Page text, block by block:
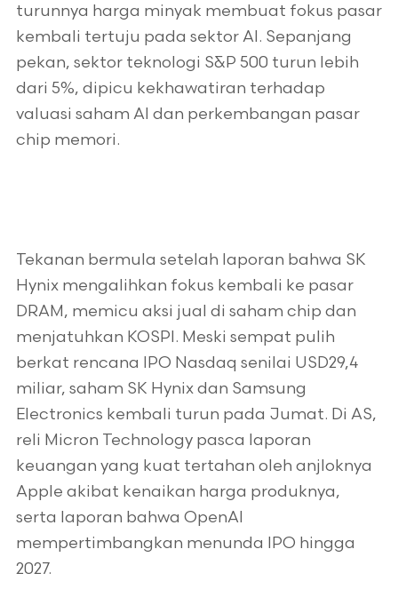
turunnya harga minyak membuat fokus pasar
kembali tertuju pada sektor AI. Sepanjang
pekan, sektor teknologi S&P 500 turun lebih
dari 5%, dipicu kekhawatiran terhadap
valuasi saham AI dan perkembangan pasar
chip memori.
Tekanan bermula setelah laporan bahwa SK
Hynix mengalihkan fokus kembali ke pasar
DRAM, memicu aksi jual di saham chip dan
menjatuhkan KOSPI. Meski sempat pulih
berkat rencana IPO Nasdaq senilai USD29,4
miliar, saham SK Hynix dan Samsung
Electronics kembali turun pada Jumat. Di AS,
reli Micron Technology pasca laporan
keuangan yang kuat tertahan oleh anjloknya
Apple akibat kenaikan harga produknya,
serta laporan bahwa OpenAI
mempertimbangkan menunda IPO hingga
2027.